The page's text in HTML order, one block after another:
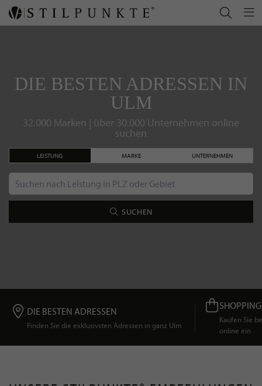
DIE BESTEN ADRESSEN IN
ULM
32.000 Marken | über 30.000 Unternehmen online
suchen
LEISTUNG MARKE UNTERNEHMEN
SUCHEN
DIE BESTEN ADRESSEN
Finden Sie die exklusivsten Adressen in ganz Ulm
Kaufen Sie
online ein